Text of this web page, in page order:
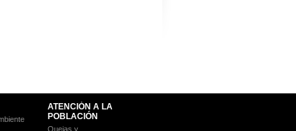
ATENCIÓN A LA
POBLACIÓN
Quejas y